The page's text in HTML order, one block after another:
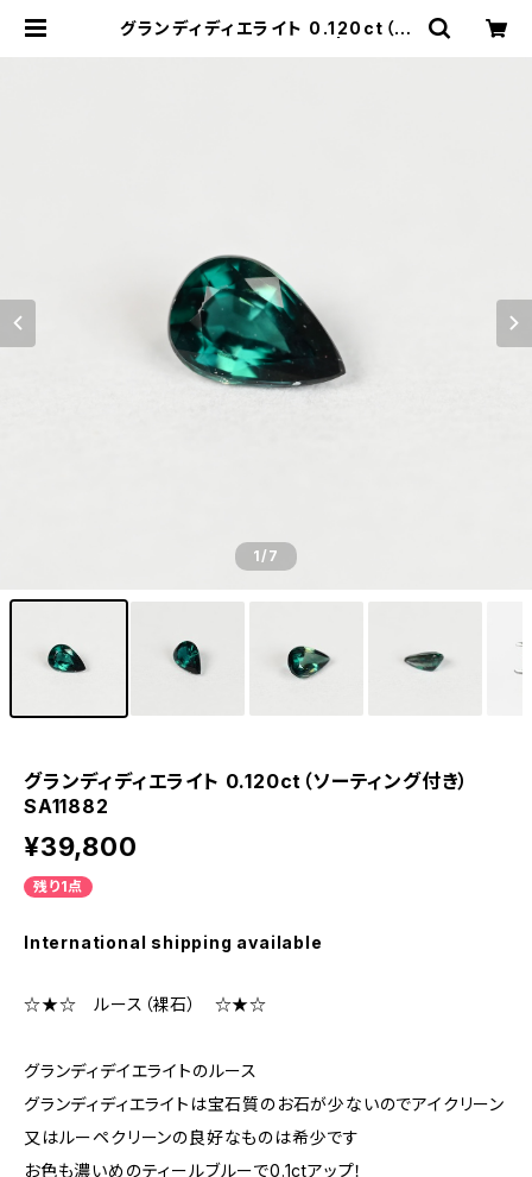
グランディディエライト 0.120ct（ソ
1/7
グランディディエライト 0.120ct（ソーティング付き）
SA11882
¥39,800
残り1点
International shipping available
☆★☆ ルース（裸石） ☆★☆
グランディデイエライトのルース
グランディディエライトは宝石質のお石が少ないのでアイクリーン
又はルーペクリーンの良好なものは希少です
お色も濃いめのティールブルーで0.1ctアップ！